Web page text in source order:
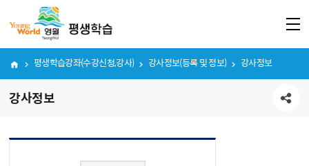
강사정보
평생학습강좌(수강신청,강사) 강사정보(등록 및 정보) 강사정보